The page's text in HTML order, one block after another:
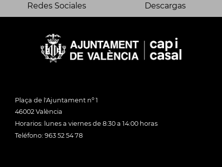
Redes Sociales Descargas
Plaça de l'Ajuntament nº 1
46002 València
Horarios: lunes a viernes de 8:30 a 14:00 horas
Teléfono: 963 52 54 78